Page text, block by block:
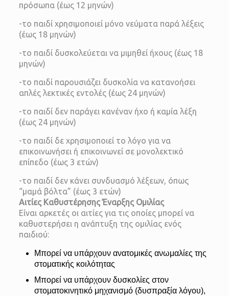
πρόσωπα (έως 12 μηνών)
-το παιδί χρησιμοποιεί μόνο νεύματα παρά λέξεις
(έως 18 μηνών)
-το παιδί δυσκολεύεται να μιμηθεί ήχους (έως 18
μηνών)
-το παιδί παρουσιάζει δυσκολία να κατανοήσει
απλές λεκτικές εντολές (έως 24 μηνών)
-το παιδί δεν παράγει κανέναν ήχο ή καμία λέξη
(έως 24 μηνών)
-το παιδί δε χρησιμοποιεί το λόγο για να
επικοινωνήσει ή επικοινωνεί σε μονολεκτικό
επίπεδο (έως 3 ετών)
-το παιδί δεν κάνει συνδυασμό λέξεων, όπως
“μαμά βόλτα” (έως 3 ετών)
Αιτίες Καθυστέρησης Έναρξης Ομιλίας
Είναι αρκετές οι αιτίες για τις οποίες μπορεί να
καθυστερήσει η ανάπτυξη της ομιλίας ενός
παιδιού:
Μπορεί να υπάρχουν ανατομικές ανωμαλίες της
στοματικής κοιλότητας
Μπορεί να υπάρχουν δυσκολίες στον
στοματοκινητικό μηχανισμό (δυσπραξία λόγου),